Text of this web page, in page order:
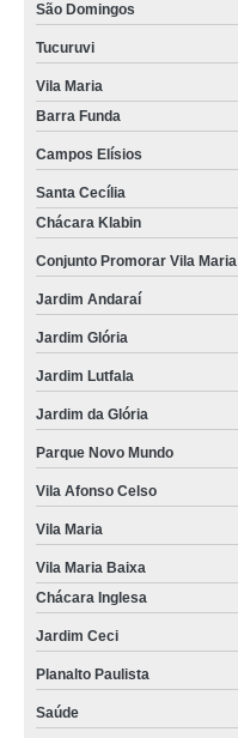
São Domingos
Tucuruvi
Vila Maria
Barra Funda
Campos Elísios
Santa Cecília
Chácara Klabin
Conjunto Promorar Vila Maria
Jardim Andaraí
Jardim Glória
Jardim Lutfala
Jardim da Glória
Parque Novo Mundo
Vila Afonso Celso
Vila Maria
Vila Maria Baixa
Chácara Inglesa
Jardim Ceci
Planalto Paulista
Saúde